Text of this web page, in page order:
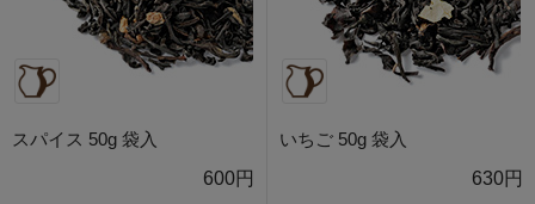
スパイス 50g 袋入
600円
いちご 50g 袋入
630円